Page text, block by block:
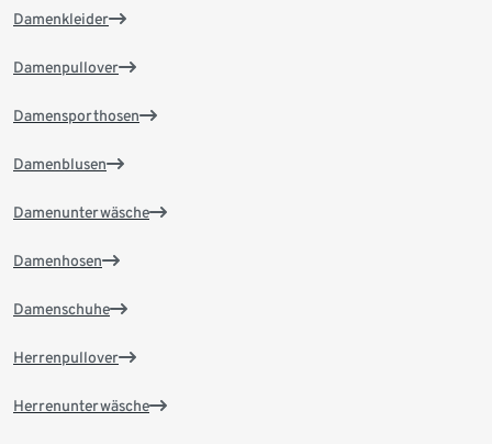
Damenkleider
Damenpullover
Damensporthosen
Damenblusen
Damenunterwäsche
Damenhosen
Damenschuhe
Herrenpullover
Herrenunterwäsche